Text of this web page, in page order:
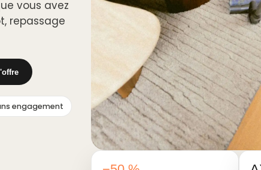
vous avez
repassage
engagement